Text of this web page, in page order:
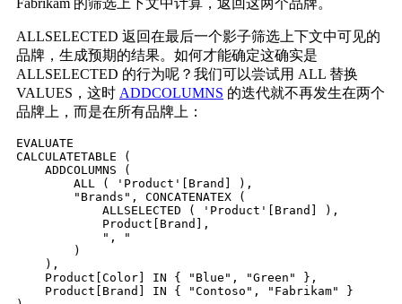
Fabrikam 的筛选上下文中计算，返回这两个品牌。
ALLSELECTED 返回在最后一个影子筛选上下文中可见的
品牌，生成预期的结果。如何才能确定这确实是
ALLSELECTED 的行为呢？我们可以尝试用 ALL 替换
VALUES，这时 ADDCOLUMNS 的迭代就不再发生在两个
品牌上，而是在所有品牌上：
EVALUATE
CALCULATETABLE (
    ADDCOLUMNS (
        ALL ( 'Product'[Brand] ),
        "Brands", CONCATENATEX (
            ALLSELECTED ( 'Product'[Brand] ),
            Product[Brand],
            ", "
        )
    ),
    Product[Color] IN { "Blue", "Green" },
    Product[Brand] IN { "Contoso", "Fabrikam" }